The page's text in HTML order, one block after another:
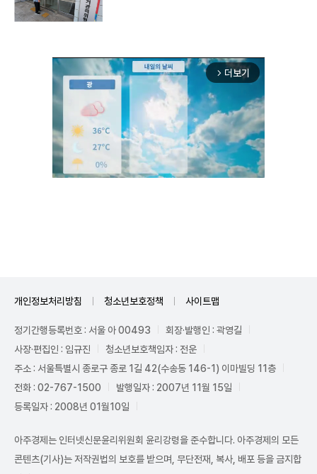
arrow_forward_ios 더보기
개인정보처리방침 청소년보호정책 사이트맵
정기간행등록번호 : 서울 아 00493
회장·발행인 : 곽영길
사장·편집인 : 임규진
청소년보호책임자 : 전운
주소 : 서울특별시 종로구 종로 1길 42(수송동 146-1) 이마빌딩 11층
전화 : 02-767-1500
발행일자 : 2007년 11월 15일
등록일자 : 2008년 01월10일
아주경제는 인터넷신문윤리위원회 윤리강령을 준수합니다. 아주경제의 모든
콘텐츠(기사)는 저작권법의 보호를 받으며, 무단전재, 복사, 배포 등을 금지합